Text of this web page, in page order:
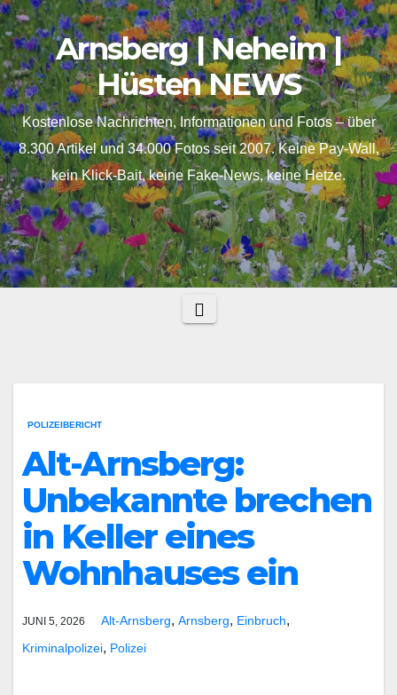
springen
Skip
to
content
Arnsberg | Neheim |
Hüsten NEWS
Kostenlose Nachrichten, Informationen und Fotos – über
8.300 Artikel und 34.000 Fotos seit 2007. Keine Pay-Wall,
kein Klick-Bait, keine Fake-News, keine Hetze.
POLIZEIBERICHT
Alt-Arnsberg:
Unbekannte brechen
in Keller eines
Wohnhauses ein
JUNI 5, 2026 Alt-Arnsberg, Arnsberg, Einbruch,
Kriminalpolizei, Polizei